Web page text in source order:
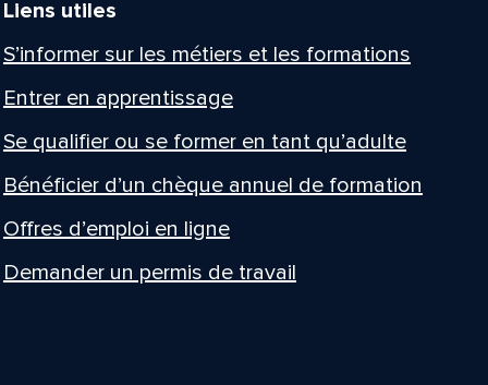
Liens utiles
S’informer sur les métiers et les formations
Entrer en apprentissage
Se qualifier ou se former en tant qu’adulte
Bénéficier d’un chèque annuel de formation
Offres d’emploi en ligne
Demander un permis de travail